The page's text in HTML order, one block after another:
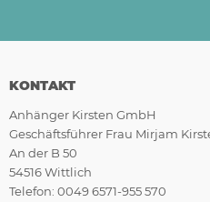
KONTAKT
Anhänger Kirsten GmbH
Geschäftsführer Frau Mirjam
An der B 50
54516 Wittlich
Telefon: 0049 6571-955 570